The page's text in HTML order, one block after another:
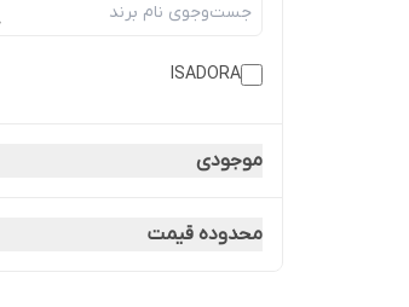
ISADORA
موجودی
محدوده قیمت